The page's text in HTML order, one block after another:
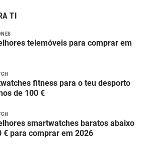
TI
telemóveis para comprar em
fitness para o teu desporto
de 100 €
smartwatches baratos abaixo
€ para comprar em 2026